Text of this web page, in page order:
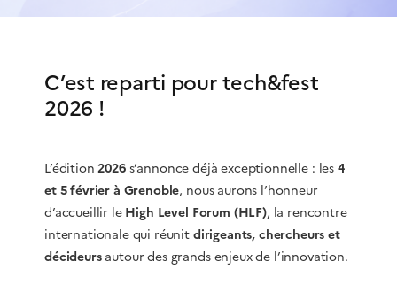
C’est reparti pour tech&fest
2026 !
L’édition2026s’annonce déjà exceptionnelle : les4
et 5 février à Grenoble, nous aurons l’honneur
d’accueillir leHigh Level Forum (HLF), la rencontre
internationale qui réunitdirigeants, chercheurs et
décideursautour des grands enjeux de l’innovation.